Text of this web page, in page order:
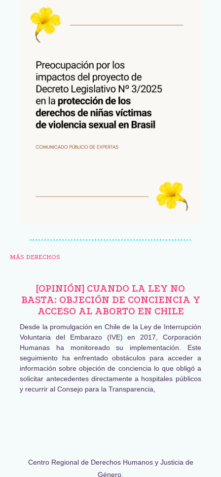
MÁS DERECHOS
[OPINIÓN] CUANDO LA LEY NO
BASTA: OBJECIÓN DE CONCIENCIA Y
ACCESO AL ABORTO EN CHILE
Desde la promulgación en Chile de la Ley de Interrupción
Voluntaria del Embarazo (IVE) en 2017, Corporación
Humanas ha monitoreado su implementación. Este
seguimiento ha enfrentado obstáculos para acceder a
información sobre objeción de conciencia lo que obligó a
solicitar antecedentes directamente a hospitales públicos
y recurrir al Consejo para la Transparencia,
Centro Regional de Derechos Humanos y Justicia de
Género,